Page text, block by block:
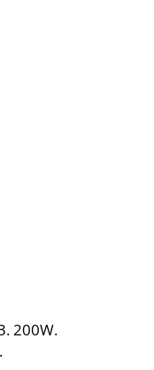
200W.